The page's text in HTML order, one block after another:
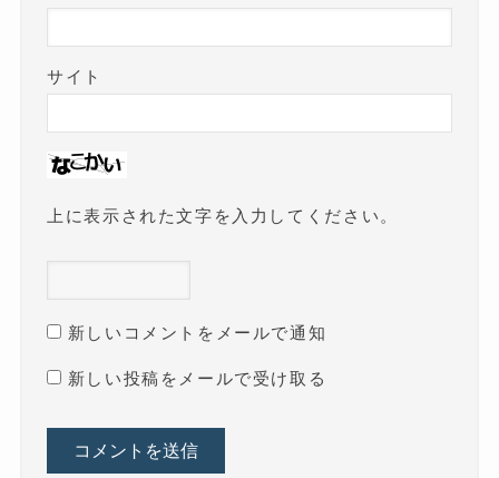
サイト
上に表示された文字を入力してください。
新しいコメントをメールで通知
新しい投稿をメールで受け取る